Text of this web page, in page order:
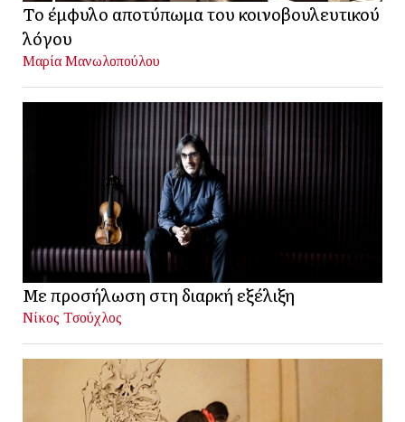
Το έμφυλο αποτύπωμα του κοινοβουλευτικού
λόγου
Μαρία Μανωλοπούλου
Με προσήλωση στη διαρκή εξέλιξη
Νίκος Τσούχλος